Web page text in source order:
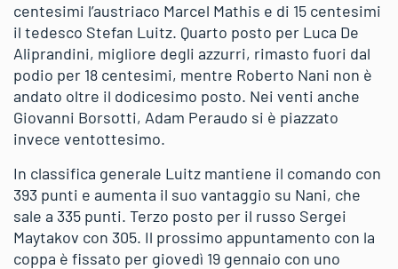
centesimi l’austriaco Marcel Mathis e di 15 centesimi
il tedesco Stefan Luitz. Quarto posto per Luca De
Aliprandini, migliore degli azzurri, rimasto fuori dal
podio per 18 centesimi, mentre Roberto Nani non è
andato oltre il dodicesimo posto. Nei venti anche
Giovanni Borsotti, Adam Peraudo si è piazzato
invece ventottesimo.
In classifica generale Luitz mantiene il comando con
393 punti e aumenta il suo vantaggio su Nani, che
sale a 335 punti. Terzo posto per il russo Sergei
Maytakov con 305. Il prossimo appuntamento con la
coppa è fissato per giovedì 19 gennaio con uno